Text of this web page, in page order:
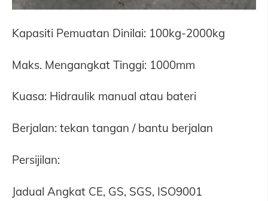
Kapasiti Pemuatan Dinilai: 100kg-2000kg
Maks. Mengangkat Tinggi: 1000mm
Kuasa: Hidraulik manual atau bateri
Berjalan: tekan tangan / bantu berjalan
Persijilan:
Jadual Angkat CE, GS, SGS, ISO9001